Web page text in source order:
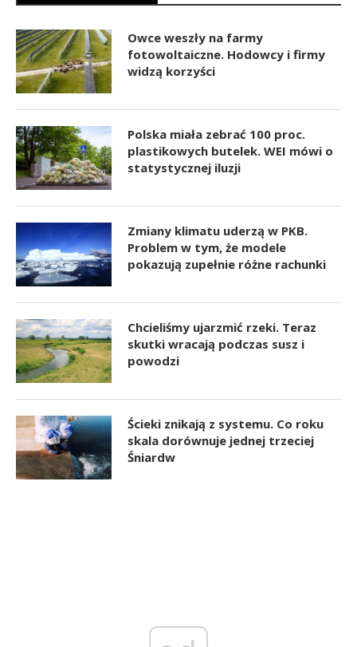
Owce weszły na farmy
fotowoltaiczne. Hodowcy i firmy
widzą korzyści
Polska miała zebrać 100 proc.
plastikowych butelek. WEI mówi o
statystycznej iluzji
Zmiany klimatu uderzą w PKB.
Problem w tym, że modele
pokazują zupełnie różne rachunki
Chcieliśmy ujarzmić rzeki. Teraz
skutki wracają podczas susz i
powodzi
Ścieki znikają z systemu. Co roku
skala dorównuje jednej trzeciej
Śniardw